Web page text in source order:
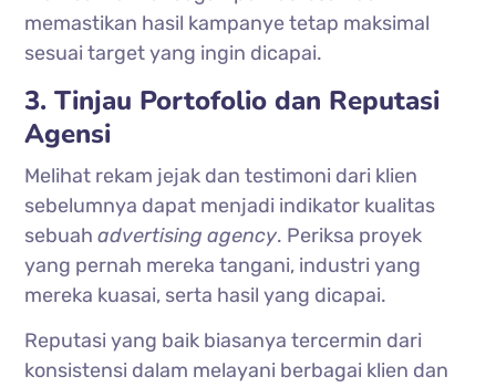
memastikan hasil kampanye tetap maksimal
sesuai target yang ingin dicapai.
3. Tinjau Portofolio dan Reputasi
Agensi
Melihat rekam jejak dan testimoni dari klien
sebelumnya dapat menjadi indikator kualitas
sebuahadvertising agency. Periksa proyek
yang pernah mereka tangani, industri yang
mereka kuasai, serta hasil yang dicapai.
Reputasi yang baik biasanya tercermin dari
konsistensi dalam melayani berbagai klien dan